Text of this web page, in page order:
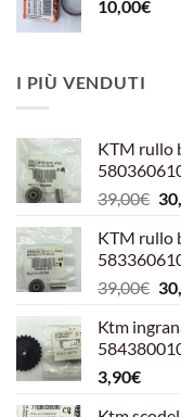
10,00€
I PIÙ VENDUTI
KTM rullo
39,00€ Il
KTM rullo
39,00€ Il
Ktm
3,90€